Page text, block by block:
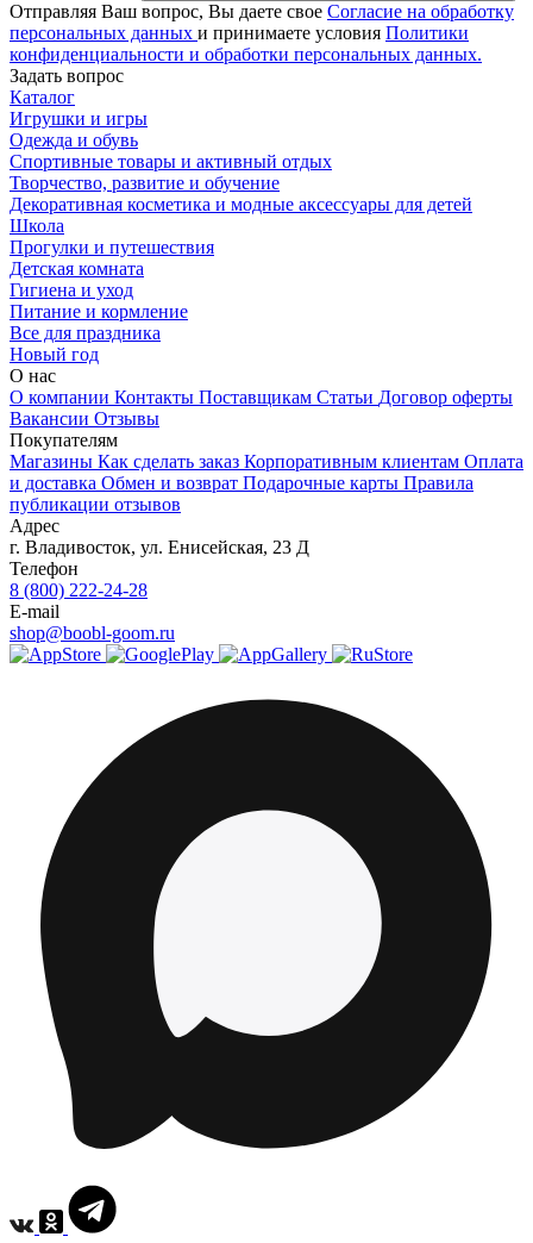
Отправляя Ваш вопрос, Вы даете свое Согласие на обработку
персональных данных и принимаете условия Политики
конфиденциальности и обработки персональных данных.
Задать вопрос
Каталог
Игрушки и игры
Одежда и обувь
Спортивные товары и активный отдых
Творчество, развитие и обучение
Декоративная косметика и модные аксессуары для детей
Школа
Прогулки и путешествия
Детская комната
Гигиена и уход
Питание и кормление
Все для праздника
Новый год
О нас
О компании Контакты Поставщикам Статьи Договор оферты
Вакансии Отзывы
Покупателям
Магазины Как сделать заказ Корпоративным клиентам Оплата
и доставка Обмен и возврат Подарочные карты Правила
публикации отзывов
Адрес
г. Владивосток, ул. Енисейская, 23 Д
Телефон
8 (800) 222-24-28
E-mail
shop@boobl-goom.ru